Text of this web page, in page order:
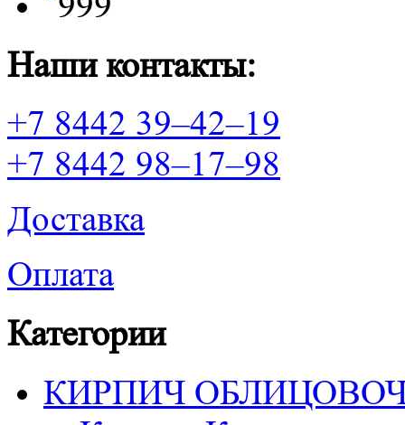
Наши контакты:
+7 8442 39–42–19
+7 8442 98–17–98
Доставка
Оплата
Категории
КИРПИЧ